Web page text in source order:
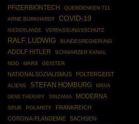
PFIZERBIONTECH
QUERDENKEN 711
ARNE BURKHARDT
COVID-19
NIEDERLANDE VERFASSUNGSSCHUTZ
RALF LUDWIG BUNDESREGIERUNG
ADOLF HITLER
SCHWARZER KANAL
NGO
MARS GEISTER
NATIONALSOZIALISMUS POLTERGEIST
ALIENS STEFAN HOMBURG
MRNA
GENE THERAPY
TANZANIA MODERNA
SPUK POLARITY
FRANKREICH
CORONA-PLANDEMIE
SACHSEN-